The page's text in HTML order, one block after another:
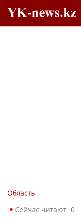
Область
Сейчас читают: 0